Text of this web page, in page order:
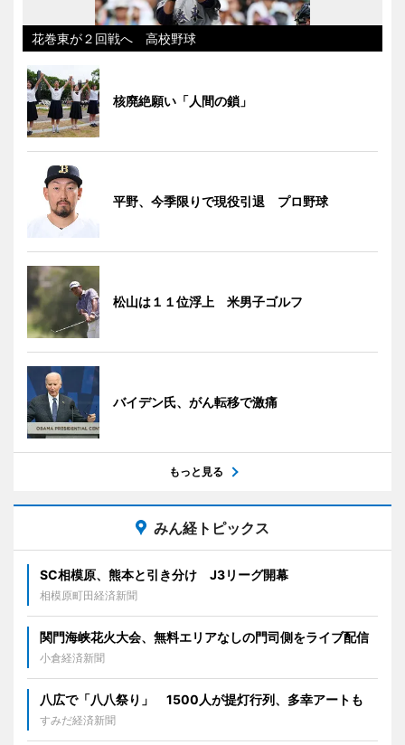
花巻東が２回戦へ 高校野球
核廃絶願い「人間の鎖」
平野、今季限りで現役引退 プロ野球
松山は１１位浮上 米男子ゴルフ
バイデン氏、がん転移で激痛
もっと見る
みん経トピックス
SC相模原、熊本と引き分け J3リーグ開幕
相模原町田経済新聞
関門海峡花火大会、無料エリアなしの門司側をライブ配信
小倉経済新聞
八広で「八八祭り」 1500人が提灯行列、多幸アートも
すみだ経済新聞